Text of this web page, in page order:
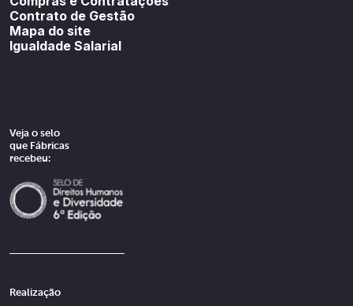
Contrato de Gestão
Mapa do site
Igualdade Salarial
Veja o selo
que Fábricas
recebeu:
Realização